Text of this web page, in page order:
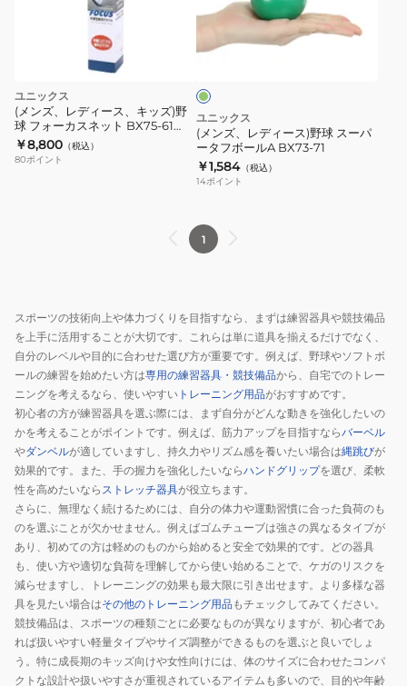
ル
CT-
015BK
自
主
練
ユニックス
(メンズ、レディース、キッズ)野
球 フォーカスネット BX75-61
【メーカー取り寄せ】
￥8,800 （税込）
80ポイント
ィ
野
球
ス
ー
パ
フ
A
BX73-
71
リ
ー
ユニックス
(メンズ、レディース)野球 スーパ
ータフボールA BX73-71
￥1,584 （税込）
14ポイント
1
スポーツの技術向上や体力づくりを目指すなら、まずは練習器具や競技備品
を上手に活用することが大切です。これらは単に道具を揃えるだけでなく、
自分のレベルや目的に合わせた選び方が重要です。例えば、野球やソフトボ
ールの練習を始めたい方は専用の練習器具・競技備品から、自宅でのトレー
ニングを考えるなら、使いやすい トレーニング用品がおすすめです。
初心者の方が練習器具を選ぶ際には、まず自分がどんな動きを強化したいの
かを考えることがポイントです。例えば、筋力アップを目指すならバーベル
やダンベルが適していますし、持久力やリズム感を養いたい場合は縄跳びが
効果的です。また、手の握力を強化したいならハンドグリップを選び、柔軟
性を高めたいなら ストレッチ器具が役立ちます。
さらに、無理なく続けるためには、自分の体力や運動習慣に合った負荷のも
のを選ぶことが欠かせません。例えばゴムチューブは強さの異なるタイプが
あり、初めての方は軽めのものから始めると安全で効果的です。どの器具
も、使い方や適切な負荷を理解してから使い始めることで、ケガのリスクを
減らせますし、トレーニングの効果も最大限に引き出せます。より多様な器
具を見たい場合はその他のトレーニング用品もチェックしてみてください。
競技備品は、スポーツの種類ごとに必要なものが異なりますが、初心者であ
れば扱いやすい軽量タイプやサイズ調整ができるものを選ぶと良いでしょ
う。特に成長期のキッズ向けや女性向けには、体のサイズに合わせたコンパ
クトな設計や扱いやすさが重視されているアイテムも多いので、目的や年齢